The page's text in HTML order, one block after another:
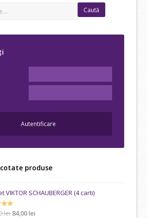
Caută
produse
VIKTOR SCHAUBERGER (4 carti)
la
5
leiPrețul
84,00 lei